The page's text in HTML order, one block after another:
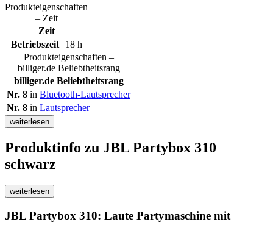
Produkteigenschaften
– Zeit
Zeit
Betriebszeit
18 h
Produkteigenschaften –
billiger.de Beliebtheitsrang
billiger.de Beliebtheitsrang
Nr. 8 in Bluetooth-Lautsprecher
Nr. 8 in Lautsprecher
weiterlesen
Produktinfo zu JBL Partybox 310
schwarz
weiterlesen
JBL Partybox 310: Laute Partymaschine mit